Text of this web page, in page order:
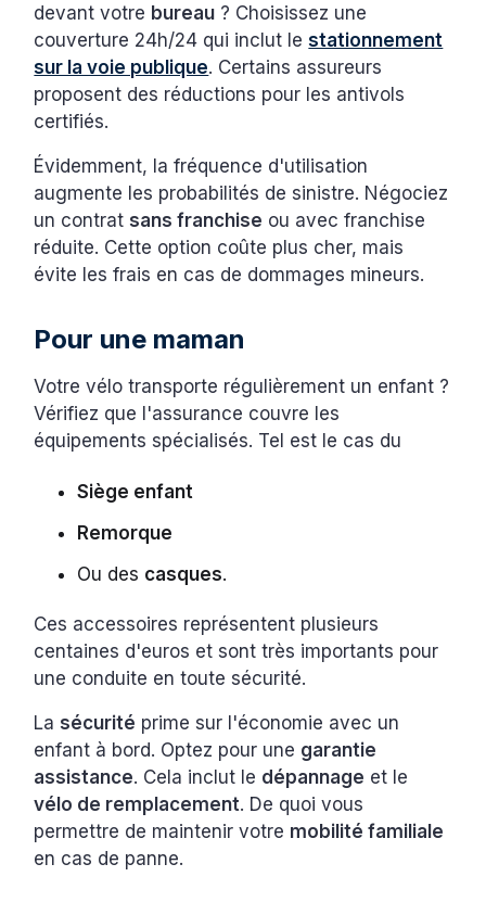
devant votre bureau ? Choisissez une
couverture 24h/24 qui inclut lestationnement
sur la voie publique. Certains assureurs
proposent des réductions pour les antivols
certifiés.
Évidemment, la fréquence d'utilisation
augmente les probabilités de sinistre. Négociez
un contratsans franchise ou avec franchise
réduite. Cette option coûte plus cher, mais
évite les frais en cas de dommages mineurs.
Pour une maman
Votre vélo transporte régulièrement un enfant ?
Vérifiez que l'assurance couvre les
équipements spécialisés. Tel est le cas du
Siège enfant
Remorque
Ou des casques.
Ces accessoires représentent plusieurs
centaines d'euros et sont très importants pour
une conduite en toute sécurité.
Lasécurité prime sur l'économie avec un
enfant à bord. Optez pour une garantie
assistance. Cela inclut le dépannage et le
vélo de remplacement. De quoi vous
permettre de maintenir votre mobilité familiale
en cas de panne.